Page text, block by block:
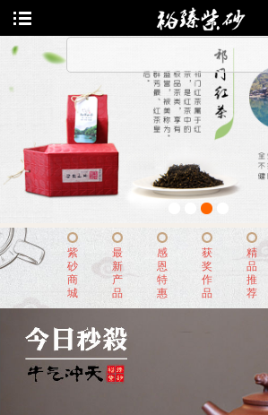
老师列表
收藏
曹燕萍
朱新南
尹怀
汤鸣皋
曹亚麟
董亚芳
紫
砂
商
城
最
新
产
品
感
恩
特
惠
获
奖
作
品
精
品
推
荐